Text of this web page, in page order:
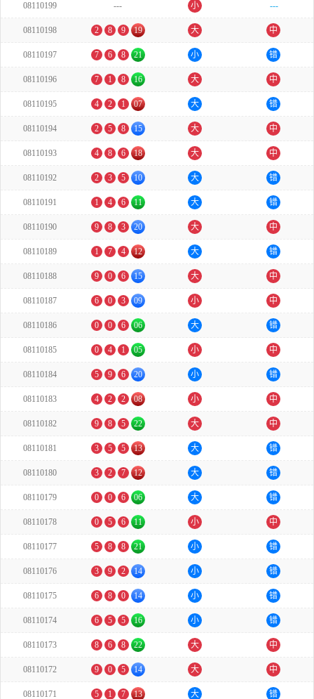
08110199 ---
小
---
08110198 2 8 9 19 大 中
08110197 7 6 8 21 小 错
08110196 7 1 8 16 大 中
08110195 4 2 1 07 大 错
08110194 2 5 8 15 大 中
08110193 4 8 6 18 大 中
08110192 2 3 5 10 大 错
08110191 1 4 6 11 大 错
08110190 9 8 3 20 大 中
08110189 1 7 4 12 大 错
08110188 9 0 6 15 大 中
08110187 6 0 3 09 小 中
08110186 0 0 6 06 大 错
08110185 0 4 1 05 小 中
08110184 5 9 6 20 小 错
08110183 4 2 2 08 小 中
08110182 9 8 5 22 大 中
08110181 3 5 5 13 大 错
08110180 3 2 7 12 大 错
08110179 0 0 6 06 大 错
08110178 0 5 6 11 小 中
08110177 5 8 8 21 小 错
08110176 3 9 2 14 小 错
08110175 6 8 0 14 小 错
08110174 6 5 5 16 小 错
08110173 8 6 8 22 大 中
08110172 9 0 5 14 大 中
08110171 5 1 7 13 大 错